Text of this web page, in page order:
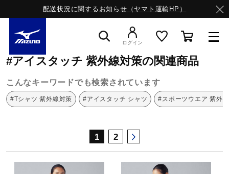
配送状況に関するお知らせ（ヤマト運輸HP）
ライフスタイルウエア
ログイン
ミズノ公式オンライン 紫外線対策
#アイスタッチ 紫外線対策の関連商品
こんなキーワードでも検索されています
#Tシャツ 紫外線対策 #アイスタッチ シャツ #スポーツウエア 紫外
1 2